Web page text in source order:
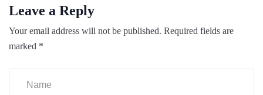
Leave a Reply
Your email address will not be published. Required fields are
marked *